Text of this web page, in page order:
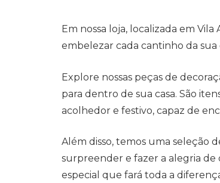
Em nossa loja, localizada em
embelezar cada cantinho da sua
Explore nossas peças de
para dentro de sua casa. São
acolhedor e festivo, capaz de
Além disso, temos uma seleção
surpreender e fazer a alegria de
especial que fará toda a